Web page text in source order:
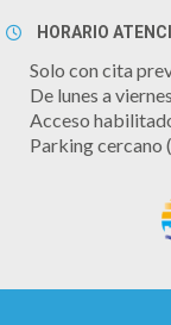
HORARIO
Solo con cita
De lunes a
Acceso
Parking cercano